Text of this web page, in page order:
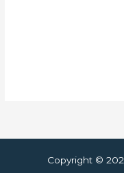
Copyright ©